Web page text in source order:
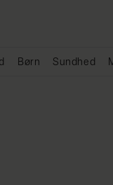
Børn Sundhed